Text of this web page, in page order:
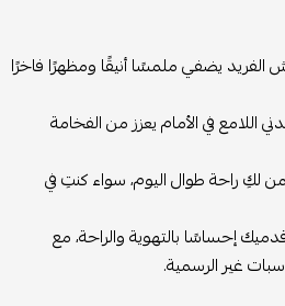
الفريد يضفي ملمسًا أنيقًا ومظهرًا فاخرًا
اللامع في الأمام يعزز من الفخامة
لكِ راحة طوال اليوم، سواء كنتِ في
إحساسًا بالتهوية والراحة، مع
غير الرسمية.